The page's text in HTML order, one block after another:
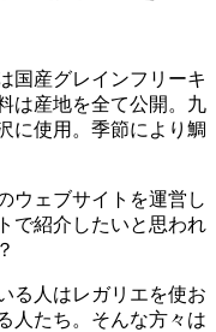
国産グレインフリーキ
は産地を全て公開。九
に使用。季節により鯛
ウェブサイトを運営し
で紹介したいと思われ
る人はレガリエを使お
人たち。そんな方々は